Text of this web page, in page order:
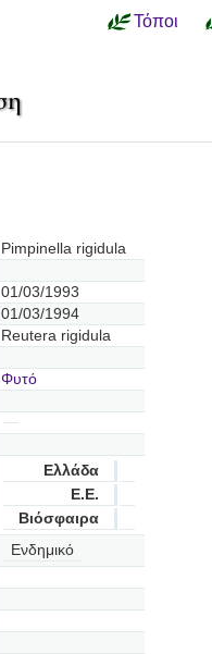
Τόποι
Pimpinella rigidula
01/03/1993
01/03/1994
Reutera rigidula
Φυτό
Ελλάδα
Ε.Ε.
Βιόσφαιρα
Ενδημικό